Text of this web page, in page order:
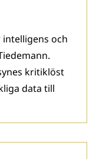
och
kritiklöst
data till